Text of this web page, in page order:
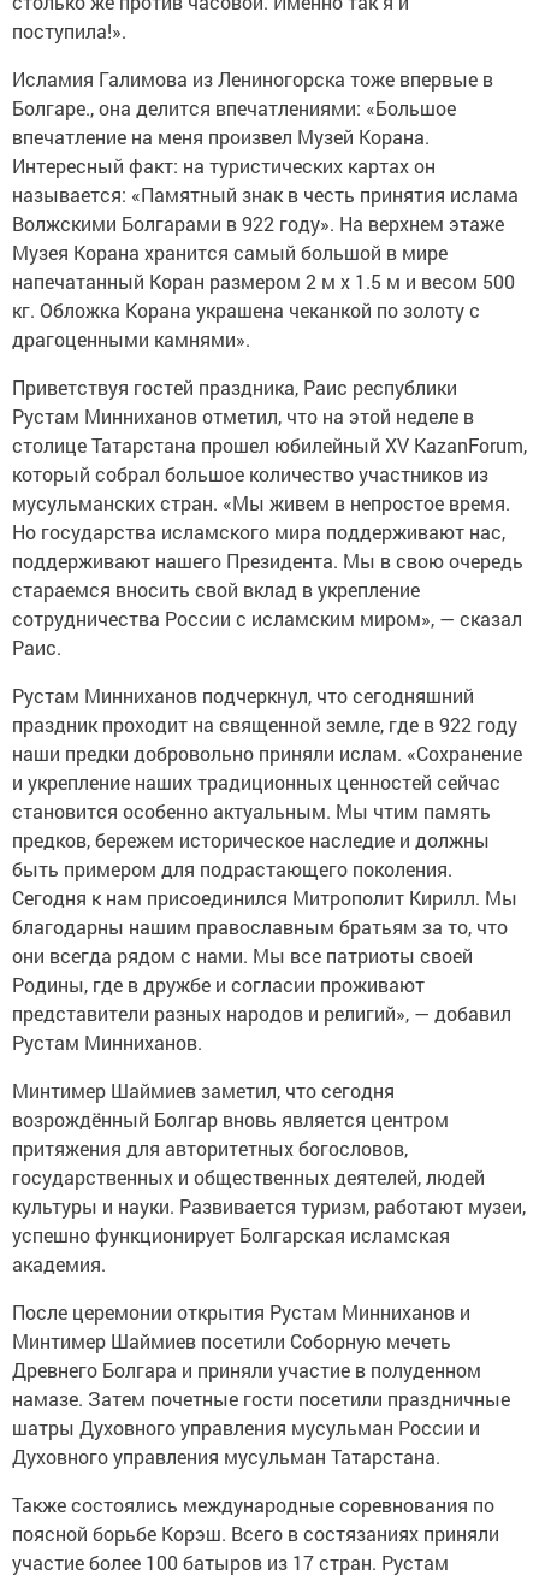
поступила!».
Исламия Галимова из Лениногорска тоже впервые в
Болгаре., она делится впечатлениями: «Большое
впечатление на меня произвел Музей Корана.
Интересный факт: на туристических картах он
называется: «Памятный знак в честь принятия ислама
Волжскими Болгарами в 922 году». На верхнем этаже
Музея Корана хранится самый большой в мире
напечатанный Коран размером 2 м х 1.5 м и весом 500
кг. Обложка Корана украшена чеканкой по золоту с
драгоценными камнями».
Приветствуя гостей праздника, Раис республики
Рустам Минниханов отметил, что на этой неделе в
столице Татарстана прошел юбилейный XV KazanForum,
который собрал большое количество участников из
мусульманских стран. «Мы живем в непростое время.
Но государства исламского мира поддерживают нас,
поддерживают нашего Президента. Мы в свою очередь
стараемся вносить свой вклад в укрепление
сотрудничества России с исламским миром», — сказал
Раис.
Рустам Минниханов подчеркнул, что сегодняшний
праздник проходит на священной земле, где в 922 году
наши предки добровольно приняли ислам. «Сохранение
и укрепление наших традиционных ценностей сейчас
становится особенно актуальным. Мы чтим память
предков, бережем историческое наследие и должны
быть примером для подрастающего поколения.
Сегодня к нам присоединился Митрополит Кирилл. Мы
благодарны нашим православным братьям за то, что
они всегда рядом с нами. Мы все патриоты своей
Родины, где в дружбе и согласии проживают
представители разных народов и религий», — добавил
Рустам Минниханов.
Минтимер Шаймиев заметил, что сегодня
возрождённый Болгар вновь является центром
притяжения для авторитетных богословов,
государственных и общественных деятелей, людей
культуры и науки. Развивается туризм, работают музеи,
успешно функционирует Болгарская исламская
академия.
После церемонии открытия Рустам Минниханов и
Минтимер Шаймиев посетили Соборную мечеть
Древнего Болгара и приняли участие в полуденном
намазе. Затем почетные гости посетили праздничные
шатры Духовного управления мусульман России и
Духовного управления мусульман Татарстана.
Также состоялись международные соревнования по
поясной борьбе Корэш. Всего в состязаниях приняли
участие более 100 батыров из 17 стран. Рустам